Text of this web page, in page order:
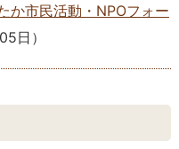
か市民活動・NPOフォー
日 ）